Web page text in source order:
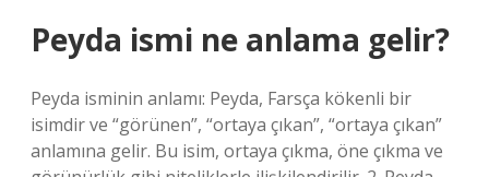
Peyda ismi ne anlama gelir?
Peyda isminin anlamı: Peyda, Farsça kökenli bir
isimdir ve “görünen”, “ortaya çıkan”, “ortaya çıkan”
anlamına gelir. Bu isim, ortaya çıkma, öne çıkma ve